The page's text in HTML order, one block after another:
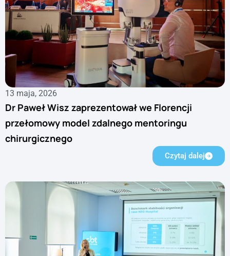
13 maja, 2026
Dr Paweł Wisz zaprezentował we Florencji
przełomowy model zdalnego mentoringu
chirurgicznego
Czytaj dalej